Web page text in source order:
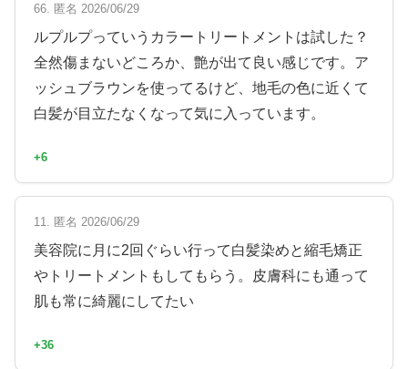
66. 匿名 2026/06/29
ルプルプっていうカラートリートメントは試した？
全然傷まないどころか、艶が出て良い感じです。ア
ッシュブラウンを使ってるけど、地毛の色に近くて
白髪が目立たなくなって気に入っています。
+6
11. 匿名 2026/06/29
美容院に月に2回ぐらい行って白髪染めと縮毛矯正
やトリートメントもしてもらう。皮膚科にも通って
肌も常に綺麗にしてたい
+36